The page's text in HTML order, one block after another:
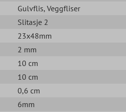
Gulvflis, Veggfliser
Slitasje 2
23x48mm
2 mm
10 cm
10 cm
0,6 cm
6mm